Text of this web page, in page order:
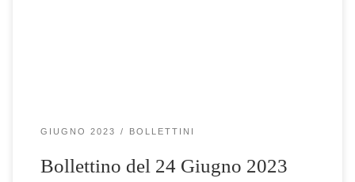
GIUGNO 2023 BOLLETTINI
Bollettino del 24 Giugno 2023